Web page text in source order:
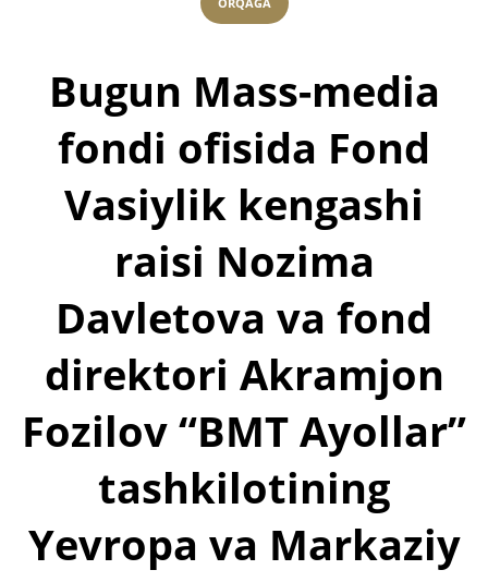
Bugun Mass-media
fondi ofisida Fond
Vasiylik kengashi
raisi Nozima
Davletova va fond
direktori Akramjon
Fozilov “BMT Ayollar”
tashkilotining
Yevropa va Markaziy